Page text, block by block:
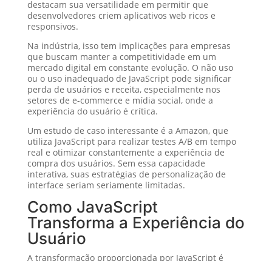
destacam sua versatilidade em permitir que
desenvolvedores criem aplicativos web ricos e
responsivos.
Na indústria, isso tem implicações para empresas
que buscam manter a competitividade em um
mercado digital em constante evolução. O não uso
ou o uso inadequado de JavaScript pode significar
perda de usuários e receita, especialmente nos
setores de e-commerce e mídia social, onde a
experiência do usuário é crítica.
Um estudo de caso interessante é a Amazon, que
utiliza JavaScript para realizar testes A/B em tempo
real e otimizar constantemente a experiência de
compra dos usuários. Sem essa capacidade
interativa, suas estratégias de personalização de
interface seriam seriamente limitadas.
Como JavaScript
Transforma a Experiência do
Usuário
A transformação proporcionada por JavaScript é